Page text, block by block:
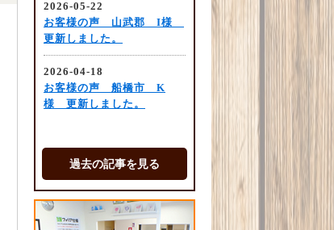
過去の記事を見る